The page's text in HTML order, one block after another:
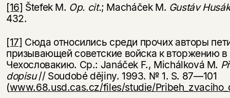
[16] Štefek M. Op. cit.; Macháček M. GustávHusák
432.
[17] Сюда относились среди прочих авторы
призывающей советские войска к вторжению в
Чехословакию. Ср.: Janáček F., Michálková M.
dopisu// Soudobé dějiny. 1993. № 1. S. 87—101
(www.68.usd.cas.cz/files/studie/